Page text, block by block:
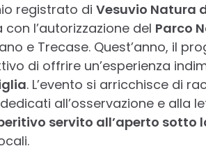
registrato di Vesuvio Natura
l’autorizzazione del Parco
e Trecase. Quest’anno, il
di offrire un’esperienza
. L’evento si arricchisce di
all’osservazione e alla
servito all’aperto sotto